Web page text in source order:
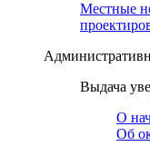
Местные
Выдача
О
Об